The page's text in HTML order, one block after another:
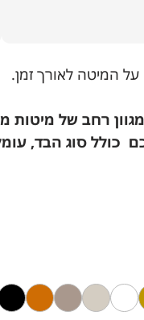
המיטה לאורך זמן.
רחב של מיטות
כולל סוג הבד,